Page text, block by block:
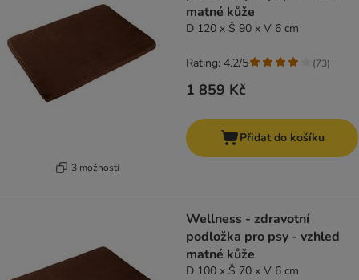
3 možností
matné kůže
D 120 x Š 90 x V 6 cm
1 859 Kč
Rating: 4.2/5 (73)
Přidat do košíku
Wellness - zdravotní
podložka pro psy - vzhled
matné kůže
D 100 x Š 70 x V 6 cm